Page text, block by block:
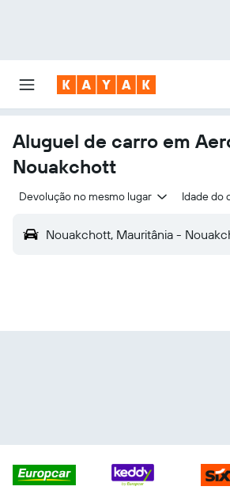
Aluguel de carro em
Nouakchott
Devolução no mesmo lugar Idade do
Nouakchott, Mauritânia -